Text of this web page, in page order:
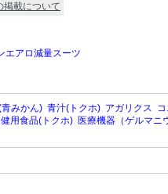
掲載について
エアロ減量スーツ
みかん) 青汁(トクホ) アガリクス
用食品(トクホ) 医療機器（ゲルマニ